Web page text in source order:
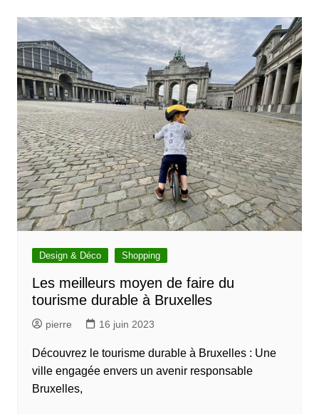
Design & Déco Shopping
Les meilleurs moyen de faire du
tourisme durable à Bruxelles
pierre 16 juin 2023
Découvrez le tourisme durable à Bruxelles : Une
ville engagée envers un avenir responsable
Bruxelles,